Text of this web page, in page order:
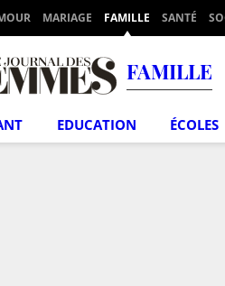
MARIAGE FAMILLE SANTÉ
FAMILLE
EDUCATION ÉCOLES